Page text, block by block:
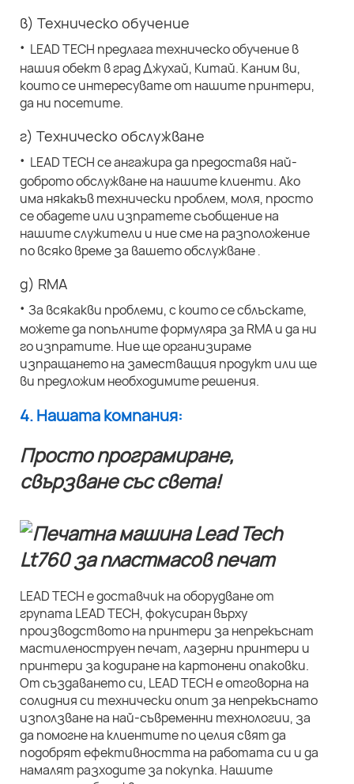
в) Техническо обучение
· LEAD TECH предлага техническо обучение в
нашия обект в град Джухай, Китай. Каним ви,
които се интересувате от нашите принтери,
да ни посетите.
г) Техническо обслужване
· LEAD TECH се ангажира да предоставя най-
доброто обслужване на нашите клиенти. Ако
има някакъв технически проблем, моля, просто
се обадете или изпратете съобщение на
нашите служители и ние сме на разположение
по всяко време за вашето обслужване .
д) RMA
· За всякакви проблеми, с които се сблъскате,
можете да попълните формуляра за RMA и да ни
го изпратите. Ние ще организираме
изпращането на заместващия продукт или ще
ви предложим необходимите решения.
4. Нашата компания:
Просто програмиране,
свързване със света!
LEAD TECH е доставчик на оборудване от
групата LEAD TECH, фокусиран върху
производството на принтери за непрекъснат
мастиленоструен печат, лазерни принтери и
принтери за кодиране на картонени опаковки.
От създаването си, LEAD TECH е отговорна на
солидния си технически опит за непрекъснато
използване на най-съвременни технологии, за
да помогне на клиентите по целия свят да
подобрят ефективността на работата си и да
намалят разходите за покупка. Нашите